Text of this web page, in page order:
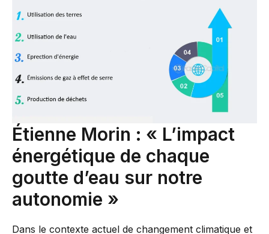
Étienne Morin : « L’impact
énergétique de chaque
goutte d’eau sur notre
autonomie »
Dans le contexte actuel de changement climatique et